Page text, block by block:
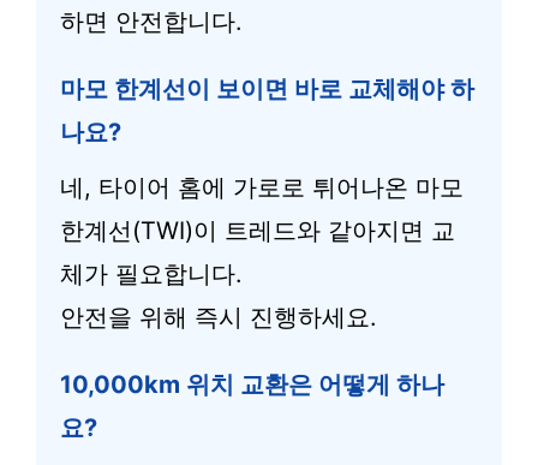
하면 안전합니다.
마모 한계선이 보이면 바로 교체해야 하
나요?
네, 타이어 홈에 가로로 튀어나온 마모
한계선(TWI)이 트레드와 같아지면 교
체가 필요합니다.
안전을 위해 즉시 진행하세요.
10,000km 위치 교환은 어떻게 하나
요?